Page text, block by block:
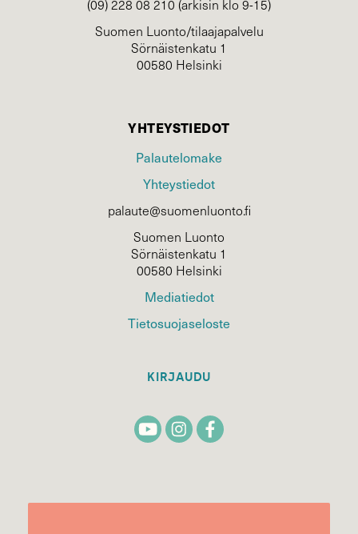
(09) 228 08 210 (arkisin klo 9-15)
Suomen Luonto/tilaajapalvelu
Sörnäistenkatu 1
00580 Helsinki
YHTEYSTIEDOT
Palautelomake
Yhteystiedot
palaute@suomenluonto.fi
Suomen Luonto
Sörnäistenkatu 1
00580 Helsinki
Mediatiedot
Tietosuojaseloste
KIRJAUDU